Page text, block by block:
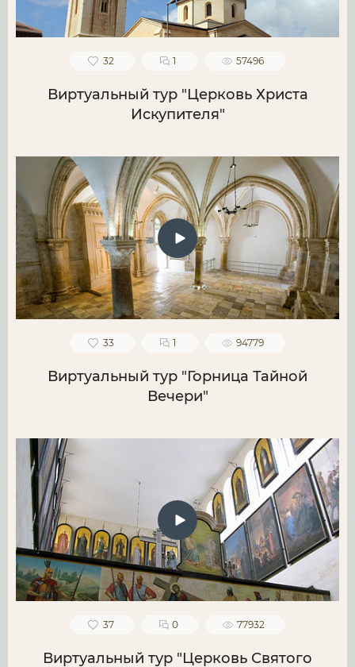
32 1 57496
Виртуальный тур "Церковь Христа
Искупителя"
33 1 94779
Виртуальный тур "Горница Тайной
Вечери"
37 0 77932
Виртуальный тур "Церковь Святого